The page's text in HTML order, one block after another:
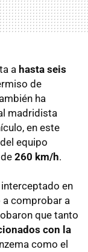
a hasta seis
de
ha
madridista
en este
equipo
260 km/h.
en
a comprobar a
que tanto
con la
como el